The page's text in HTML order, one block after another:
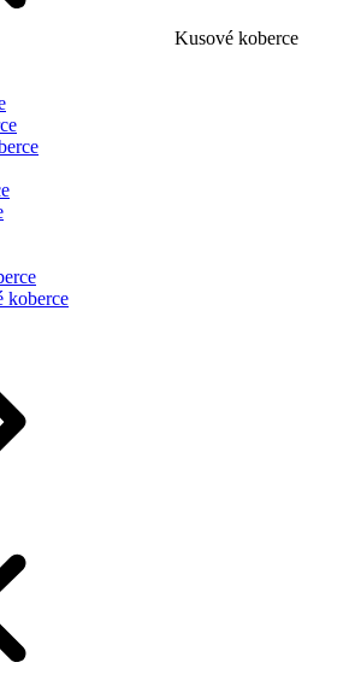
Kusové koberce
koberce